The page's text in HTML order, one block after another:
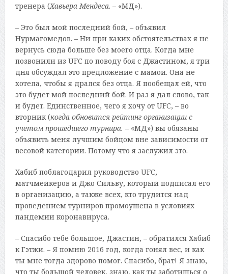
тренера (Хавьера Мендеса. – «МД»).
– Это был мой последний бой, – объявил
Нурмагомедов. – Ни при каких обстоятельствах я не
вернусь сюда больше без моего отца. Когда мне
позвонили из UFC по поводу боя с Джастином, я три
дня обсуждал это предложение с мамой. Она не
хотела, чтобы я дрался без отца. Я пообещал ей, что
это будет мой последний бой. И раз я дал слово, так
и будет. Единственное, чего я хочу от UFC, – во
вторник (когда обновится рейтинг организации с
учетом прошедшего турнира. – «МД») вы обязаны
объявить меня лучшим бойцом вне зависимости от
весовой категории. Потому что я заслужил это.
Хабиб поблагодарил руководство UFC,
матчмейкеров и Джо Сильву, который подписал его
в организацию, а также всех, кто трудится над
проведением турниров промоушена в условиях
пандемии коронавируса.
– Спасибо тебе большое, Джастин, – обратился Хабиб
к Гэтжи. – Я помню 2016 год, когда гонял вес, и как
ты мне тогда здорово помог. Спасибо, брат! Я знаю,
что ты большой человек, знаю, как ты заботишься о